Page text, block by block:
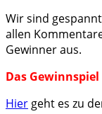
Wir sind
allen
Gewinner aus.
Das
Hier geht es zu